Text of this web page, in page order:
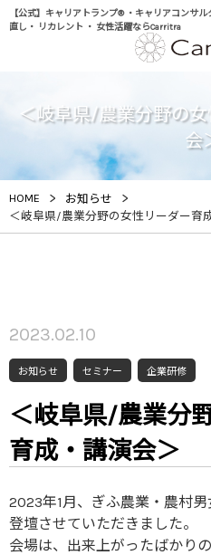
【公式】キャリアトランプ® ・キャリアコンサ
直し・ リカレント ・ 女性活躍ならCarritra
＜岐阜県/農業分野の
会
HOME > お知らせ >
＜岐阜県/農業分野の女性リーダー育
2023.02.10
お知らせ セミナー 企業研修
＜岐阜県/農業分
育成・講演会＞
2023年1月、ぎふ農業・農村
登壇させていただきました。
会場は、出来上がったばかり